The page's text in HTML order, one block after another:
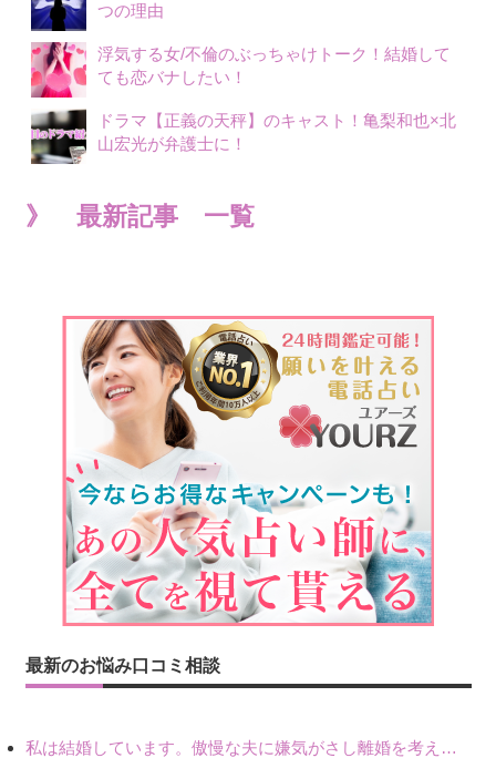
つの理由
浮気する女/不倫のぶっちゃけトーク！結婚して
ても恋バナしたい！
ドラマ【正義の天秤】のキャスト！亀梨和也×北
山宏光が弁護士に！
》 最新記事 一覧
最新のお悩み口コミ相談
私は結婚しています。傲慢な夫に嫌気がさし離婚を考えていたときに、彼と出会いました。彼には恋人がいましたが、話をするうちに、夫とのことを相談するようにな